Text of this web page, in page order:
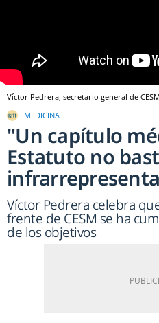
Víctor Pedrera, secretario general de
MEDICINA
"Un capítulo
Estatuto no
Víctor Pedrera celebra
frente de CESM se ha
de los objetivos